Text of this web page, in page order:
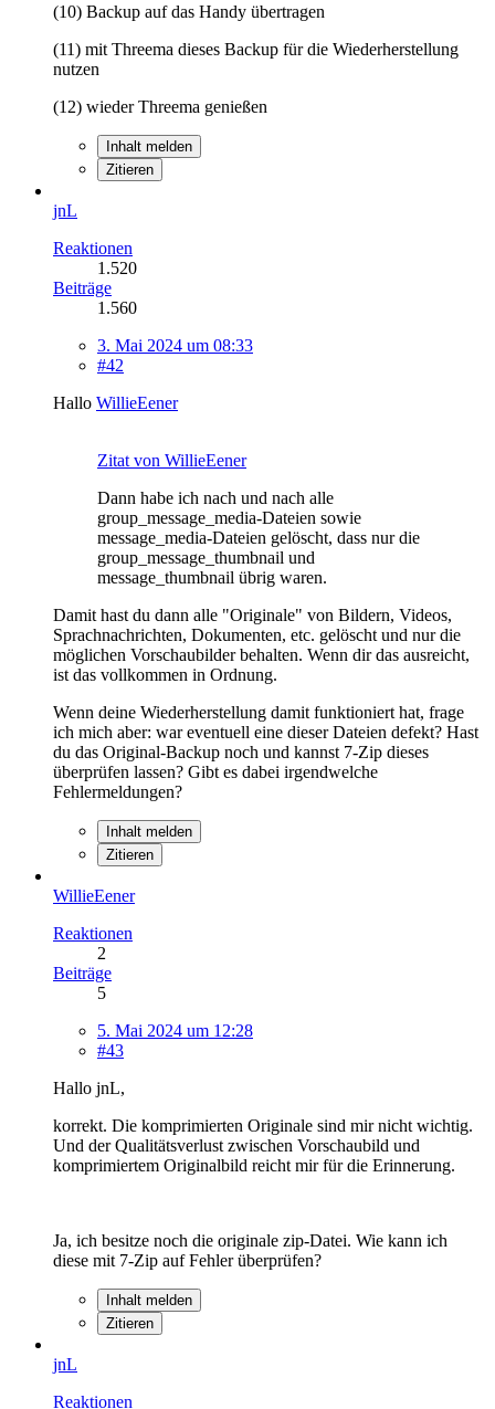
(10) Backup auf das Handy übertragen
(11) mit Threema dieses Backup für die Wiederherstellung
nutzen
(12) wieder Threema genießen
Inhalt melden
Zitieren
jnL
Reaktionen
1.520
Beiträge
1.560
3. Mai 2024 um 08:33
#42
Hallo WillieEener
Zitat von WillieEener
Dann habe ich nach und nach alle
group_message_media-Dateien sowie
message_media-Dateien gelöscht, dass nur die
group_message_thumbnail und
message_thumbnail übrig waren.
Damit hast du dann alle "Originale" von Bildern, Videos,
Sprachnachrichten, Dokumenten, etc. gelöscht und nur die
möglichen Vorschaubilder behalten. Wenn dir das ausreicht,
ist das vollkommen in Ordnung.
Wenn deine Wiederherstellung damit funktioniert hat, frage
ich mich aber: war eventuell eine dieser Dateien defekt? Hast
du das Original-Backup noch und kannst 7-Zip dieses
überprüfen lassen? Gibt es dabei irgendwelche
Fehlermeldungen?
Inhalt melden
Zitieren
WillieEener
Reaktionen
2
Beiträge
5
5. Mai 2024 um 12:28
#43
Hallo jnL,
korrekt. Die komprimierten Originale sind mir nicht wichtig.
Und der Qualitätsverlust zwischen Vorschaubild und
komprimiertem Originalbild reicht mir für die Erinnerung.
Ja, ich besitze noch die originale zip-Datei. Wie kann ich
diese mit 7-Zip auf Fehler überprüfen?
Inhalt melden
Zitieren
jnL
Reaktionen